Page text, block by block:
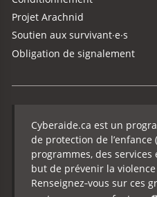
Projet Arachnid
Soutien aux survivant·e·s
Obligation de signalement
Cyberaide.ca est un
de protection de l’enfance
programmes, des
but de prévenir la
Renseignez‑vous sur ces